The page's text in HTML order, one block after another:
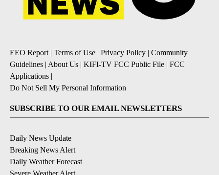
EEO Report| Terms of Use | Privacy Policy | Community
Guidelines | About Us | KIFI-TV FCC Public File | FCC
Applications |
Do Not Sell My Personal Information
SUBSCRIBE TO OUR EMAIL NEWSLETTERS
Daily News Update
Breaking News Alert
Daily Weather Forecast